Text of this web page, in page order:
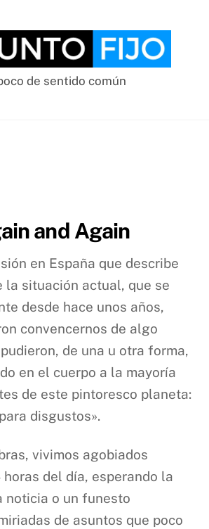
de sentido común
and Again
en España que describe
la situación actual, que se
desde hace unos años,
convencernos de algo
de una u otra forma,
en el cuerpo a la mayoría
de este pintoresco planeta:
disgustos».
vivimos agobiados
del día, esperando la
noticia o un funesto
de asuntos que poco